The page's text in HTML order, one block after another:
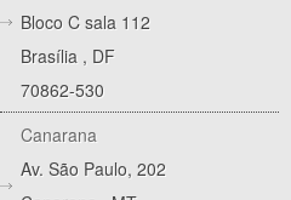
Bloco C sala 112
Brasília , DF
70862-530
Canarana
Av. São Paulo, 202